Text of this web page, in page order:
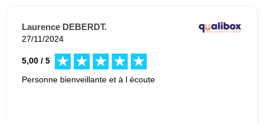
Laurence DEBERDT.
27/11/2024
5,00 / 5
Personne bienveillante et à l écoute